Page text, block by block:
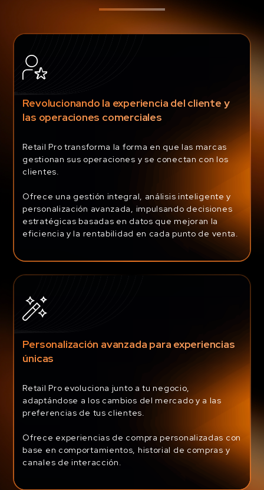
Revolucionando la experiencia del cliente y
las operaciones comerciales
Retail Pro transforma la forma en que las marcas
gestionan sus operaciones y se conectan con los
clientes.
Ofrece una gestión integral, análisis inteligente y
personalización avanzada, impulsando decisiones
estratégicas basadas en datos que mejoran la
eficiencia y la rentabilidad en cada punto de venta.
Personalización avanzada para experiencias
únicas
Retail Pro evoluciona junto a tu negocio,
adaptándose a los cambios del mercado y a las
preferencias de tus clientes.
Ofrece experiencias de compra personalizadas con
base en comportamientos, historial de compras y
canales de interacción.